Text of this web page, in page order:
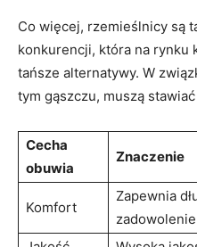
Co więcej, rzemieślnicy są
konkurencji, która na rynku
tańsze alternatywy. W
tym gąszczu, muszą stawiać
Cecha
obuwia
Znaczenie
Komfort
Zapewnia